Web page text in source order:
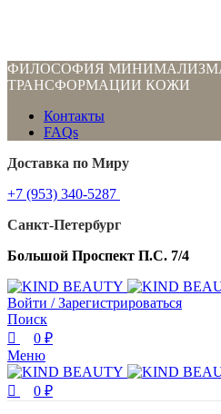
ФИЛОСОФИЯ
ТРАНСФОРМАЦИИ КОЖИ
Контакты
FAQs
Доставка по Миру
+7 (953) 340-5287
Санкт-Петербург
Большой Проспект П.С. 7/4
Войти / Зарегистрироваться
Поиск
0 ₽
Меню
0 ₽